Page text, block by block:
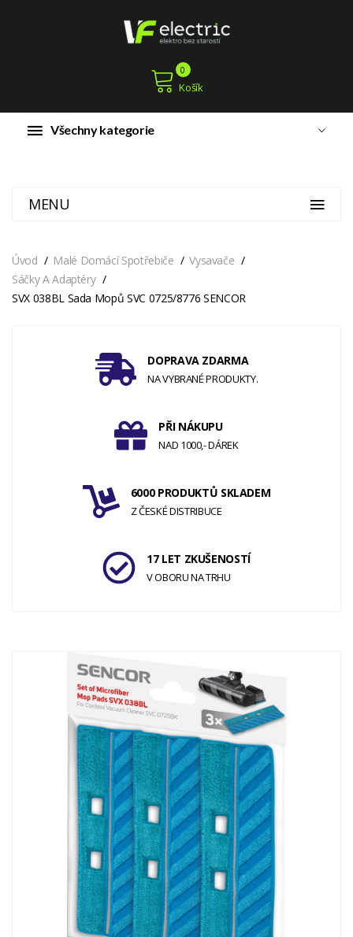
Košík
0
Všechny kategorie
MENU
Úvod Malé Domácí Spotřebiče
Vysavače
Sáčky A Adaptéry
SVX 038BL Sada Mopů SVC 0725/8776 SENCOR
DOPRAVA ZDARMA
NA VYBRANÉ PRODUKTY.
PŘI NÁKUPU
NAD 1000,- DÁREK
6000 PRODUKTŮ SKLADEM
Z ČESKÉ DISTRIBUCE
17 LET ZKUŠENOSTÍ
V OBORU NA TRHU